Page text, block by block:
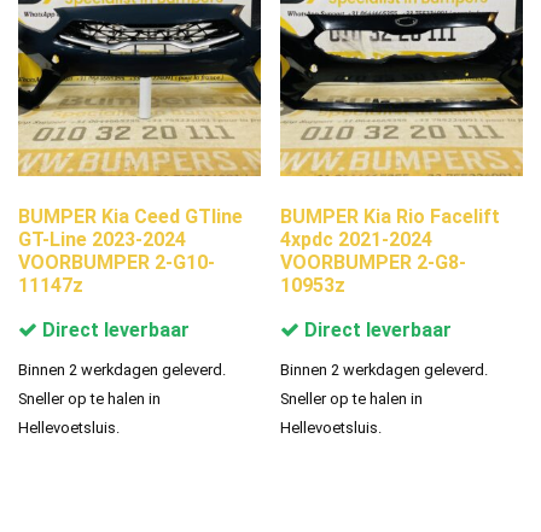
BUMPER Kia Ceed GTline
GT-Line 2023-2024
VOORBUMPER 2-G10-
11147z
Direct leverbaar
Binnen 2 werkdagen geleverd.
Sneller op te halen in
Hellevoetsluis.
BUMPER Kia Rio Facelift
4xpdc 2021-2024
VOORBUMPER 2-G8-
10953z
Direct leverbaar
Binnen 2 werkdagen geleverd.
Sneller op te halen in
Hellevoetsluis.